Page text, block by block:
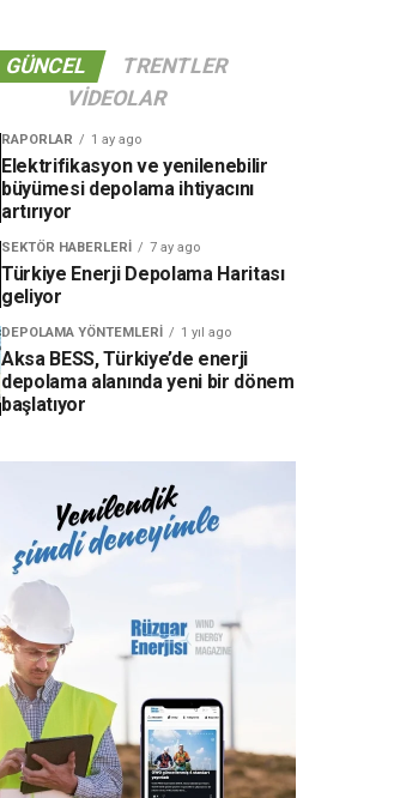
GÜNCEL
TRENTLER
VIDEOLAR
RAPORLAR 1 ay ago
Elektrifikasyon ve yenilenebilir
büyümesi depolama ihtiyacını
artırıyor
SEKTÖR HABERLERI 7 ay ago
Türkiye Enerji Depolama Haritası
geliyor
DEPOLAMA YÖNTEMLERI 1 yıl ago
Aksa BESS, Türkiye’de enerji
depolama alanında yeni bir dönem
başlatıyor